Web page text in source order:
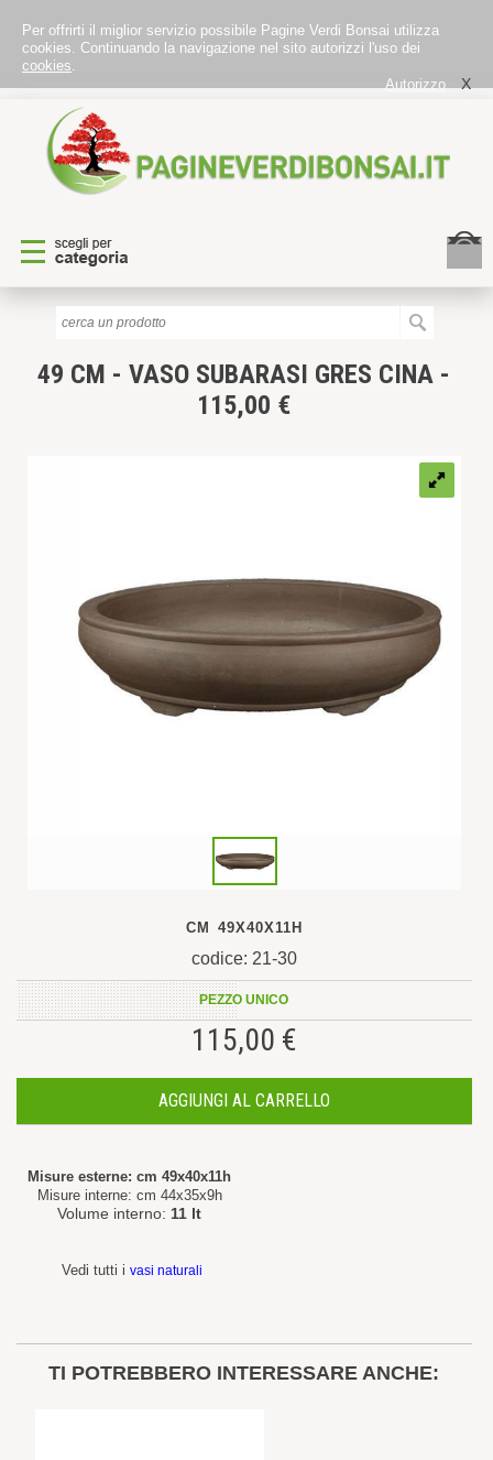
Per offrirti il miglior servizio possibile Pagine Verdi Bonsai utilizza
cookies. Continuando la navigazione nel sito autorizzi l'uso dei
cookies.
Autorizzo
X
49 CM - VASO SUBARASI GRES CINA -
115,00 €
CM 49X40X11H
codice: 21-30
PEZZO UNICO
115,00 €
AGGIUNGI AL CARRELLO
Misure esterne: cm 49x40x11h
Misure interne: cm 44x35x9h
Volume interno: 11 lt
Vedi tutti i vasi naturali
TI POTREBBERO INTERESSARE ANCHE: